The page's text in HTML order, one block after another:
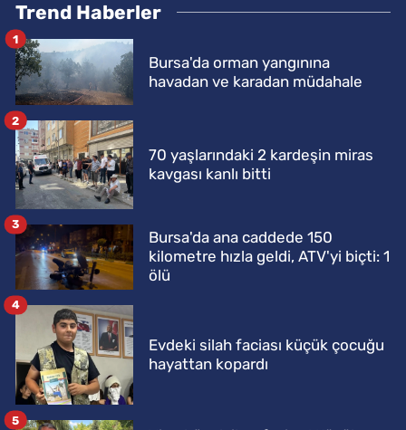
Trend Haberler
Bursa'da orman yangınına
havadan ve karadan müdahale
1
70 yaşlarındaki 2 kardeşin miras
kavgası kanlı bitti
2
Bursa'da ana caddede 150
kilometre hızla geldi, ATV'yi biçti: 1
ölü
3
Evdeki silah faciası küçük çocuğu
hayattan kopardı
4
5